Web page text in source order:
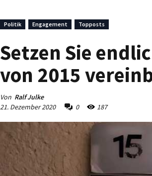
Politik Engagement Topposts
Setzen Sie
von 2015
Von Ralf Julke
21. Dezember 2020
0 187